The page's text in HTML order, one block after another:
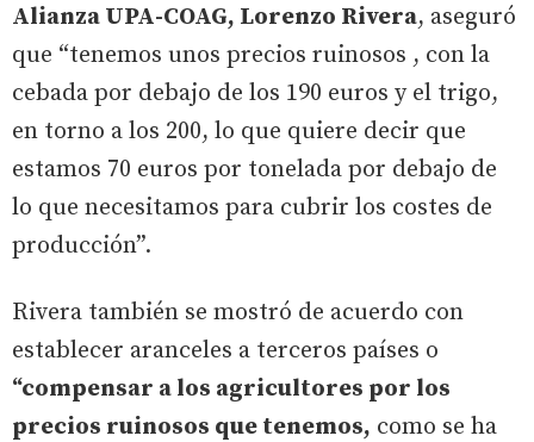
Alianza UPA-COAG, Lorenzo Rivera, aseguró
que “tenemos unos precios ruinosos , con la
cebada por debajo de los 190 euros y el trigo,
en torno a los 200, lo que quiere decir que
estamos 70 euros por tonelada por debajo de
lo que necesitamos para cubrir los costes de
producción”.
Rivera también se mostró de acuerdo con
establecer aranceles a terceros países o
“compensar a los agricultores por los
precios ruinosos que tenemos, como se ha